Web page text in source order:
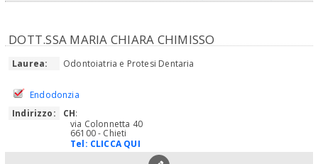
DOTT.SSA MARIA CHIARA CHIMISSO
Laurea: Odontoiatria e Protesi Dentaria
Endodonzia
Indirizzo:
CH:
via Colonnetta 40
66100 - Chieti
Tel: CLICCA QUI